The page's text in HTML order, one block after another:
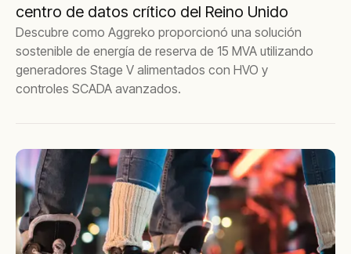
centro de datos crítico del Reino Unido
Descubre como Aggreko proporcionó una solución
sostenible de energía de reserva de 15 MVA utilizando
generadores Stage V alimentados con HVO y
controles SCADA avanzados.